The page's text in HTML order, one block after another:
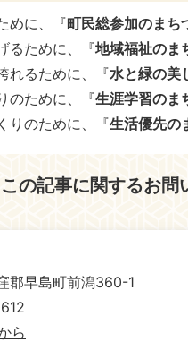
めに、『町民総参加のまち
るために、『地域福祉のま
れるために、『水と緑の美
のために、『生涯学習のま
りのために、『生活優先の
この記事に関するお問
郡早島町前潟360-1
ら